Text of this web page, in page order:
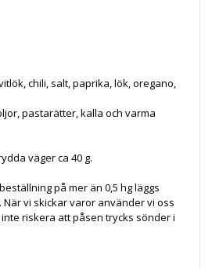
chili, salt, paprika, lök, oregano,
pastarätter, kalla och varma
väger ca 40 g.
på mer än 0,5 hg läggs
vi skickar varor använder vi oss
riskera att påsen trycks sönder i